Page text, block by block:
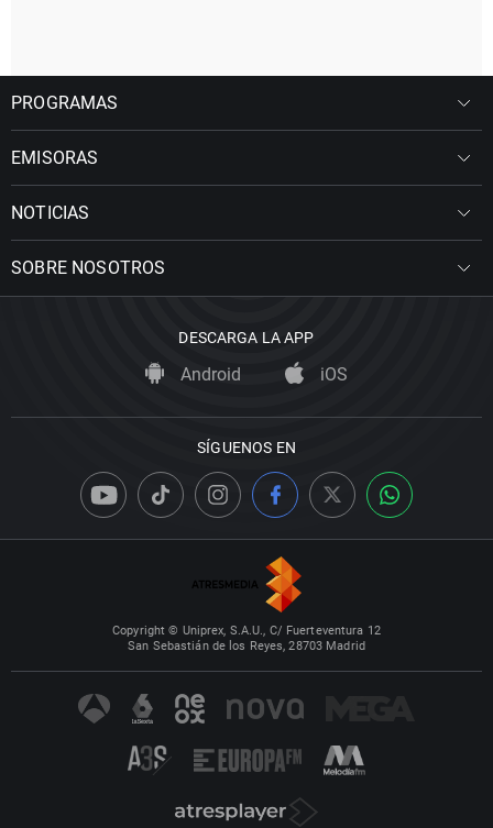
PROGRAMAS
EMISORAS
NOTICIAS
SOBRE NOSOTROS
DESCARGA LA APP
Android iOS
SÍGUENOS EN
Copyright © Uniprex, S.A.U., C/ Fuerteventura 12
San Sebastián de los Reyes, 28703 Madrid